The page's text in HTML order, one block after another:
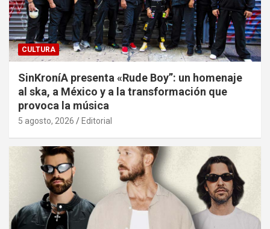
CULTURA
SinKroníA presenta «Rude Boy”: un homenaje
al ska, a México y a la transformación que
provoca la música
5 agosto, 2026 Editorial